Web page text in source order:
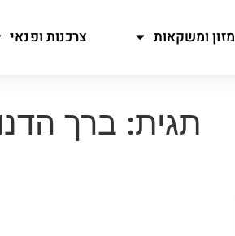
מזון ומשקאות צרכנות ופנאי
תגית: ברך